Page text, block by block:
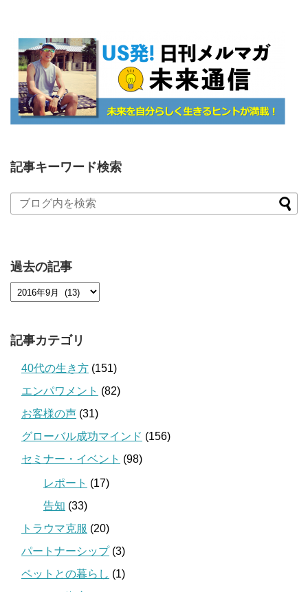
記事キーワード検索
過去の記事
記事カテゴリ
40代の生き方 (151)
エンパワメント (82)
お客様の声 (31)
グローバル成功マインド (156)
セミナー・イベント (98)
レポート (17)
告知 (33)
トラウマ克服 (20)
パートナーシップ(3)
ペットとの暮らし (1)